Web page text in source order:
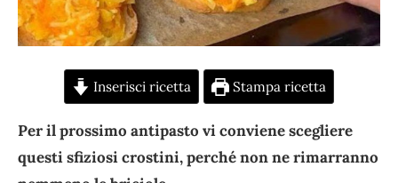
Inserisci ricetta Stampa ricetta
Per il prossimo antipasto vi conviene scegliere
questi sfiziosi crostini, perché non ne rimarranno